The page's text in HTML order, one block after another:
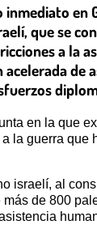
que se
a la
en la que
la guerra
israelí, al
de 800